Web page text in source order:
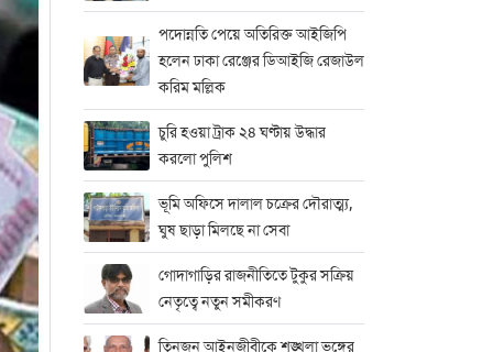
পদোন্নতি পেয়ে অতিরিক্ত আইজিপি
হলেন ঢাকা রেঞ্জের ডিআইজি রেজাউল
করিম মল্লিক
চুরি হওয়া ট্রাক ২৪ ঘণ্টায় উদ্ধার
করলো পুলিশ
ভূমি অফিসে দালাল চক্রের দৌরাত্ম্য,
ঘুষ ছাড়া মিলছে না সেবা
গোদাগাড়ির রাজনীতিতে টুকুর সক্রিয়
নেতৃত্বে নতুন সমীকরণ
তিনজন আইনজীবীকে শৃঙ্খলা ভঙ্গের